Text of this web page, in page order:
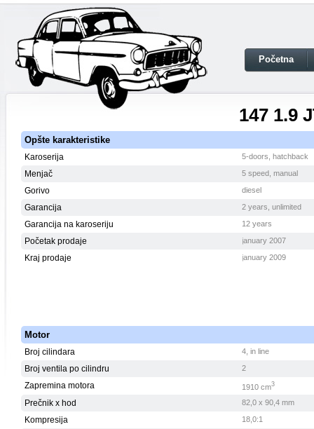
Početna
147 1.9
Opšte karakteristike
Karoserija 5-doors, hatchback
Menjač 5 speed, manual
Gorivo diesel
Garancija 2 years, unlimited
Garancija na karoseriju 12 years
Početak prodaje january 2007
Kraj prodaje january 2009
Motor
Broj cilindara 4, in line
Broj ventila po cilindru 2
Zapremina motora 1910 cm3
Prečnik x hod 82,0 x 90,4 mm
Kompresija 18,0:1